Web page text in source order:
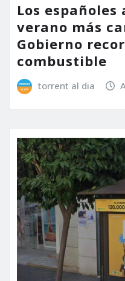
Los
verano más
Gobierno
combustible
torrent al dia